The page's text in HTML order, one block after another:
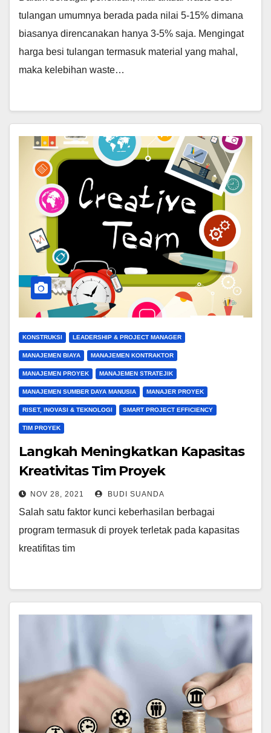
tulangan umumnya berada pada nilai 5-15% dimana
biasanya direncanakan hanya 3-5% saja. Mengingat
harga besi tulangan termasuk material yang mahal,
maka kelebihan waste…
KONSTRUKSI LEADERSHIP & PROJECT MANAGER
MANAJEMEN BIAYA MANAJEMEN KONTRAKTOR
MANAJEMEN PROYEK MANAJEMEN STRATEJIK
MANAJEMEN SUMBER DAYA MANUSIA MANAJER PROYEK
RISET, INOVASI & TEKNOLOGI SMART PROJECT EFFICIENCY
TIM PROYEK
Langkah Meningkatkan Kapasitas
Kreativitas Tim Proyek
NOV 28, 2021 BUDI SUANDA
Salah satu faktor kunci keberhasilan berbagai
program termasuk di proyek terletak pada kapasitas
kreatifitas tim